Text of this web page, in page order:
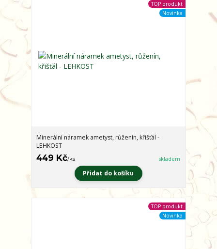
TOP produkt
Novinka
Minerální náramek ametyst, růženín, křišťál -
LEHKOST
449 Kč/ks skladem
Přidat do košíku
TOP produkt
Novinka